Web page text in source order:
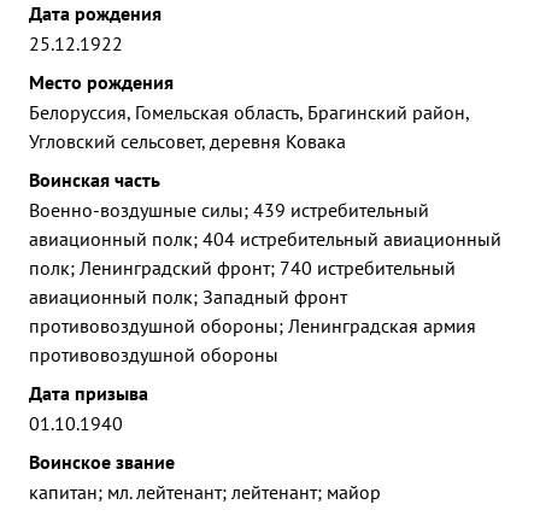
Дата рождения
25.12.1922
Место рождения
Белоруссия, Гомельская область, Брагинский район,
Угловский сельсовет, деревня Ковака
Воинская часть
Военно-воздушные силы; 439 истребительный
авиационный полк; 404 истребительный авиационный
полк; Ленинградский фронт; 740 истребительный
авиационный полк; Западный фронт
противовоздушной обороны; Ленинградская армия
противовоздушной обороны
Дата призыва
01.10.1940
Воинское звание
капитан; мл. лейтенант; лейтенант; майор